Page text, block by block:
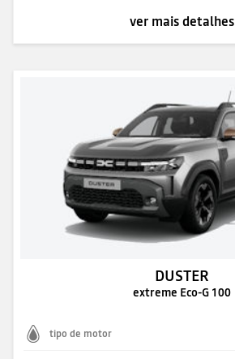
ver mais detalhes
DUSTER
extreme Eco-G 100
tipo de motor